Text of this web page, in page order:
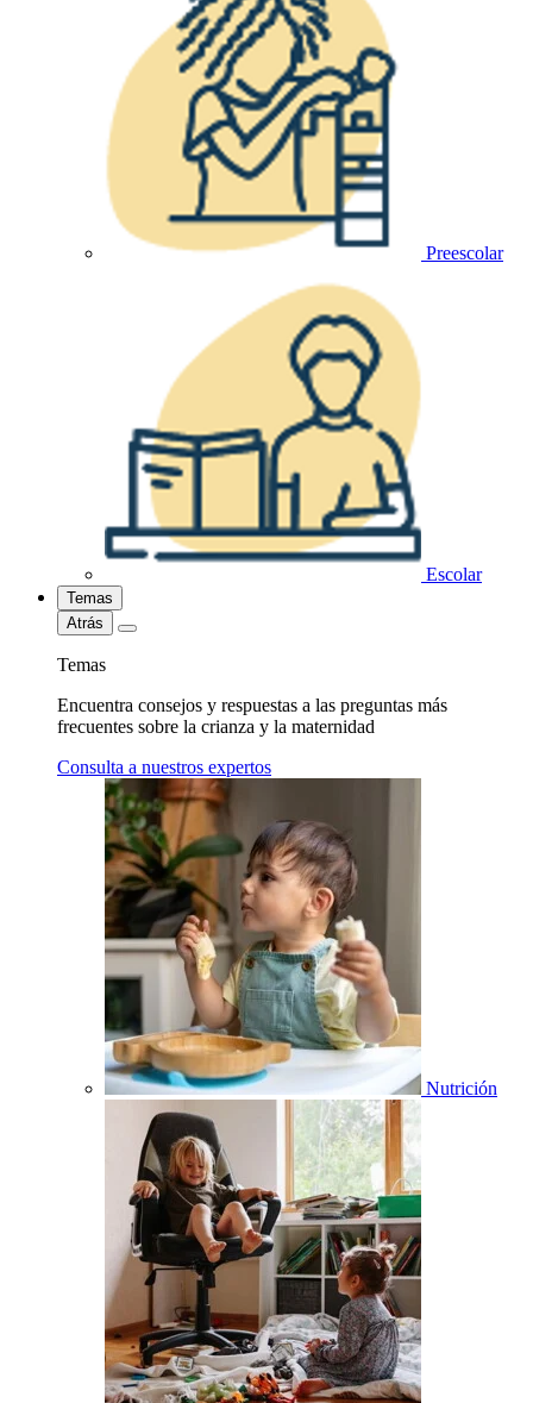
Preescolar
Escolar
Temas
Atrás
Temas
Encuentra consejos y respuestas a las preguntas más
frecuentes sobre la crianza y la maternidad
Consulta a nuestros expertos
Nutrición